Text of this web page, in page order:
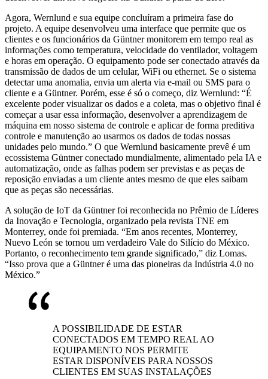
Agora, Wernlund e sua equipe concluíram a primeira fase do
projeto. A equipe desenvolveu uma interface que permite que os
clientes e os funcionários da Güntner monitorem em tempo real as
informações como temperatura, velocidade do ventilador, voltagem
e horas em operação. O equipamento pode ser conectado através da
transmissão de dados de um celular, WiFi ou ethernet. Se o sistema
detectar uma anomalia, envia um alerta via e-mail ou SMS para o
cliente e a Güntner. Porém, esse é só o começo, diz Wernlund: “É
excelente poder visualizar os dados e a coleta, mas o objetivo final é
começar a usar essa informação, desenvolver a aprendizagem de
máquina em nosso sistema de controle e aplicar de forma preditiva
controle e manutenção ao usarmos os dados de todas nossas
unidades pelo mundo.” O que Wernlund basicamente prevê é um
ecossistema Güntner conectado mundialmente, alimentado pela IA e
automatização, onde as falhas podem ser previstas e as peças de
reposição enviadas a um cliente antes mesmo de que eles saibam
que as peças são necessárias.
A solução de IoT da Güntner foi reconhecida no Prêmio de Líderes
da Inovação e Tecnologia, organizado pela revista TNE em
Monterrey, onde foi premiada. “Em anos recentes, Monterrey,
Nuevo León se tornou um verdadeiro Vale do Silício do México.
Portanto, o reconhecimento tem grande significado,” diz Lomas.
“Isso prova que a Güntner é uma das pioneiras da Indústria 4.0 no
México.”
A POSSIBILIDADE DE ESTAR
CONECTADOS EM TEMPO REAL AO
EQUIPAMENTO NOS PERMITE
ESTAR DISPONÍVEIS PARA NOSSOS
CLIENTES EM SUAS INSTALAÇÕES